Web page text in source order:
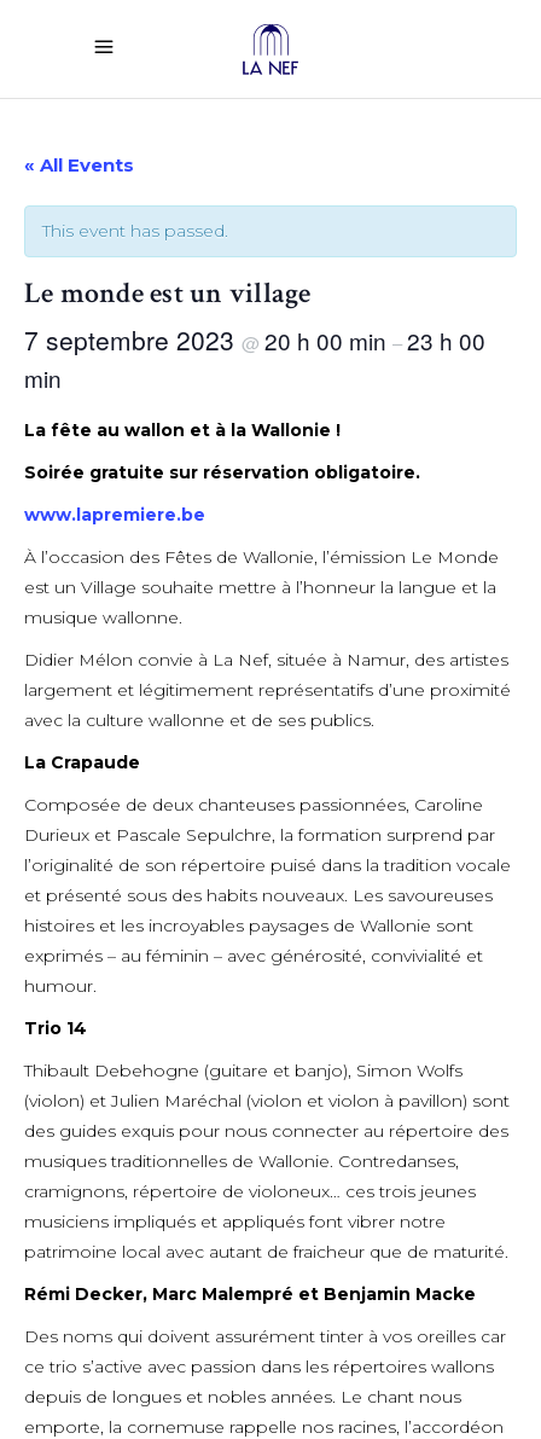
« All Events
This event has passed.
Le monde est un village
7 septembre 2023 @ 20 h 00 min –23 h 00
min
La fête au wallon et à la Wallonie !
Soirée gratuite sur réservation obligatoire.
www.lapremiere.be
À l’occasion des Fêtes de Wallonie, l’émission Le Monde
est un Village souhaite mettre à l’honneur la langue et la
musique wallonne.
Didier Mélon convie à La Nef, située à Namur, des artistes
largement et légitimement représentatifs d’une proximité
avec la culture wallonne et de ses publics.
La Crapaude
Composée de deux chanteuses passionnées, Caroline
Durieux et Pascale Sepulchre, la formation surprend par
l’originalité de son répertoire puisé dans la tradition vocale
et présenté sous des habits nouveaux. Les savoureuses
histoires et les incroyables paysages de Wallonie sont
exprimés – au féminin – avec générosité, convivialité et
humour.
Trio 14
Thibault Debehogne (guitare et banjo), Simon Wolfs
(violon) et Julien Maréchal (violon et violon à pavillon) sont
des guides exquis pour nous connecter au répertoire des
musiques traditionnelles de Wallonie. Contredanses,
cramignons, répertoire de violoneux… ces trois jeunes
musiciens impliqués et appliqués font vibrer notre
patrimoine local avec autant de fraicheur que de maturité.
Rémi Decker, Marc Malempré et Benjamin Macke
Des noms qui doivent assurément tinter à vos oreilles car
ce trio s’active avec passion dans les répertoires wallons
depuis de longues et nobles années. Le chant nous
emporte, la cornemuse rappelle nos racines, l’accordéon